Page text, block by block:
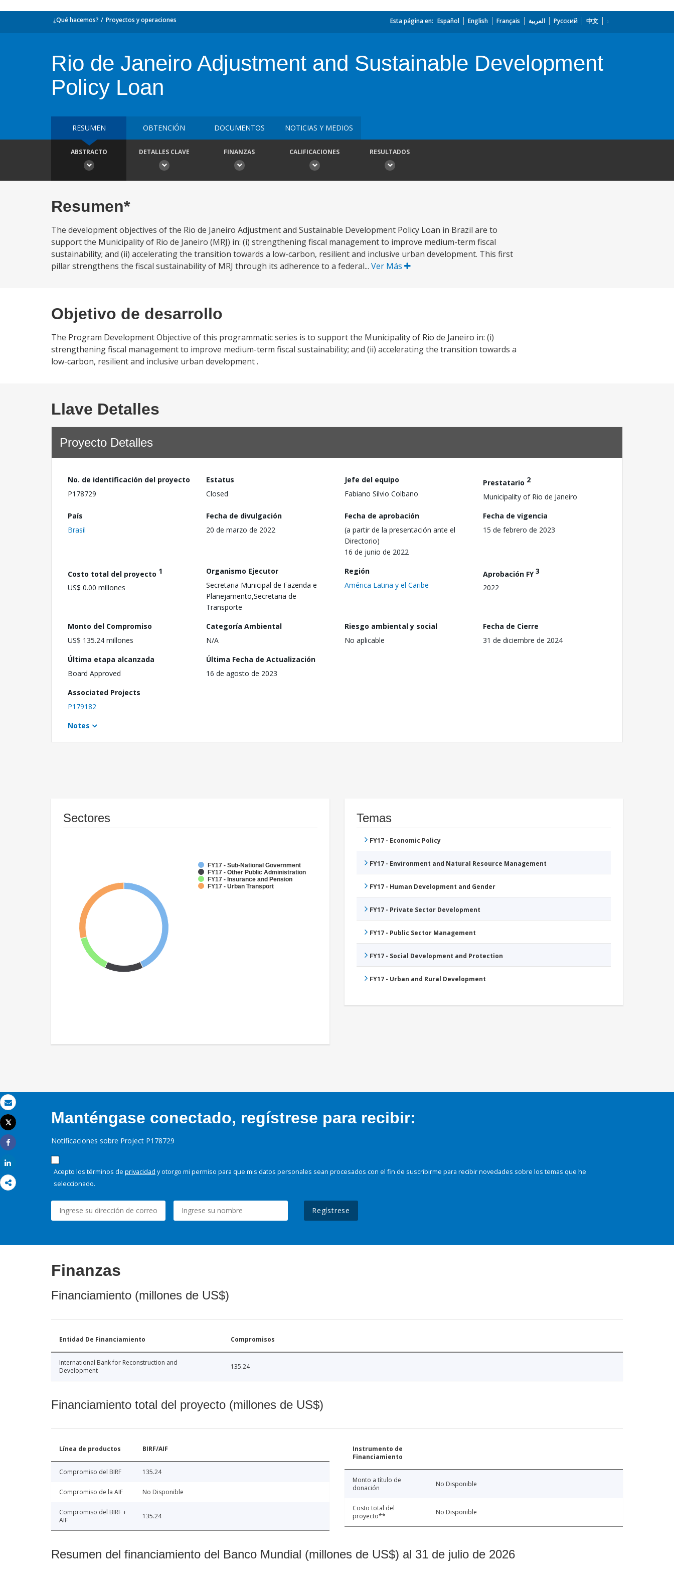
Correo electrónico
Imprimir
Tweet
Share
¿Qué hacemos? Proyectos y operaciones Esta página en: Español English Français العربية Русский 中文
Rio de Janeiro Adjustment and Sustainable Development
Policy Loan
RESUMEN OBTENCIÓN DOCUMENTOS NOTICIAS Y MEDIOS
ABSTRACTO DETALLES CLAVE FINANZAS CALIFICACIONES RESULTADOS
Resumen*
The development objectives of the Rio de Janeiro Adjustment and Sustainable Development Policy Loan in Brazil are to
support the Municipality of Rio de Janeiro (MRJ) in: (i) strengthening fiscal management to improve medium-term fiscal
sustainability; and (ii) accelerating the transition towards a low-carbon, resilient and inclusive urban development. This first
pillar strengthens the fiscal sustainability of MRJ through its adherence to a federal... Ver Más
Objetivo de desarrollo
The Program Development Objective of this programmatic series is to support the Municipality of Rio de Janeiro in: (i)
strengthening fiscal management to improve medium-term fiscal sustainability; and (ii) accelerating the transition towards a
low-carbon, resilient and inclusive urban development .
Llave Detalles
Proyecto Detalles
No. de identificación del proyecto
P178729
Estatus
Closed
Jefe del equipo
Fabiano Silvio Colbano
Prestatario 2
Municipality of Rio de Janeiro
País
Brasil
Fecha de divulgación
20 de marzo de 2022
Fecha de aprobación
(a partir de la presentación ante el
Directorio)
16 de junio de 2022
Fecha de vigencia
15 de febrero de 2023
Costo total del proyecto 1
US$ 0.00 millones
Organismo Ejecutor
Secretaria Municipal de Fazenda e
Planejamento,Secretaria de
Transporte
Región
América Latina y el Caribe
Aprobación FY3
2022
Monto del Compromiso
US$ 135.24 millones
Categoría Ambiental
N/A
Riesgo ambiental y social
No aplicable
Fecha de Cierre
31 de diciembre de 2024
Última etapa alcanzada
Board Approved
Última Fecha de Actualización
16 de agosto de 2023
Associated Projects
P179182
Notes
Sectores
FY17 - Sub-National Government
FY17 - Other Public Administration
FY17 - Insurance and Pension
FY17 - Urban Transport
Temas
FY17 - Economic Policy
FY17 - Environment and Natural Resource Management
FY17 - Human Development and Gender
FY17 - Private Sector Development
FY17 - Public Sector Management
FY17 - Social Development and Protection
FY17 - Urban and Rural Development
Manténgase conectado, regístrese para recibir:
Notificaciones sobre Project P178729
Acepto los términos de privacidad y otorgo mi permiso para que mis datos personales sean procesados con el fin de suscribirme para recibir novedades sobre los temas que he
seleccionado.
Regístrese
Finanzas
Financiamiento (millones de US$)
Entidad De Financiamiento Compromisos
International Bank for Reconstruction and
Development
135.24
Financiamiento total del proyecto (millones de US$)
Línea de productos BIRF/AIF
Compromiso del BIRF 135.24
Compromiso de la AIF No Disponible
Compromiso del BIRF +
AIF
135.24
Instrumento de
Financiamiento
Monto a título de
donación
No Disponible
Costo total del
proyecto**
No Disponible
Resumen del financiamiento del Banco Mundial (millones de US$) al 31 de julio de 2026